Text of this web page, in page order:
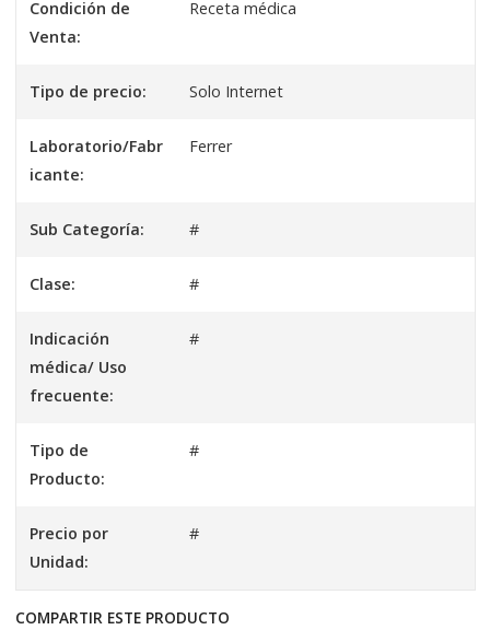
Condición de
Venta:
Receta médica
Tipo de precio: Solo Internet
Laboratorio/Fabr
icante:
Ferrer
Sub Categoría: #
Clase: #
Indicación
médica/ Uso
frecuente:
#
Tipo de
Producto:
#
Precio por
Unidad:
#
COMPARTIR ESTE PRODUCTO